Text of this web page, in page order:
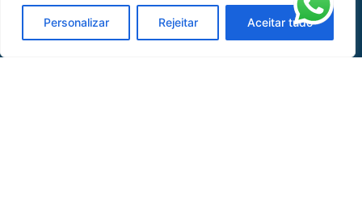
Personalizar Rejeitar Aceitar tudo
Oficina de Mangueiras